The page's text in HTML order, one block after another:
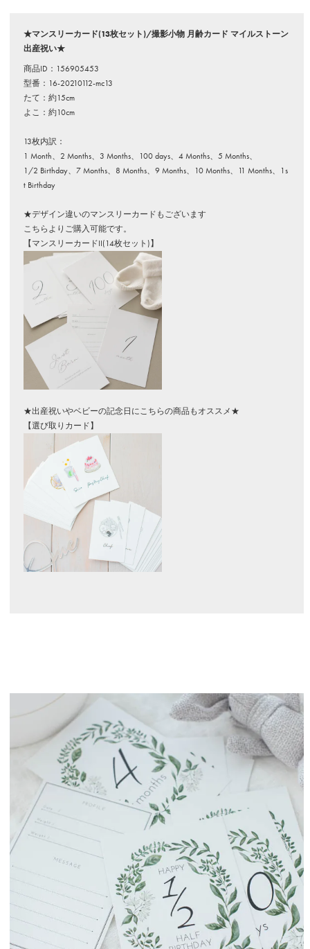
★マンスリーカード(13枚セット)/撮影小物 月齢カード マイルストーン
出産祝い★
商品ID：156905453
型番：16-20210112-mc13
たて：約15cm
よこ：約10cm
13枚内訳：
1 Month、2 Months、3 Months、100 days、4 Months、5 Months、
1/2 Birthday、7 Months、8 Months、9 Months、10 Months、11 Months、1s
t Birthday
★デザイン違いのマンスリーカードもございます
こちらよりご購入可能です。
【マンスリーカードII(14枚セット)】
★出産祝いやベビーの記念日にこちらの商品もオススメ★
【選び取りカード】